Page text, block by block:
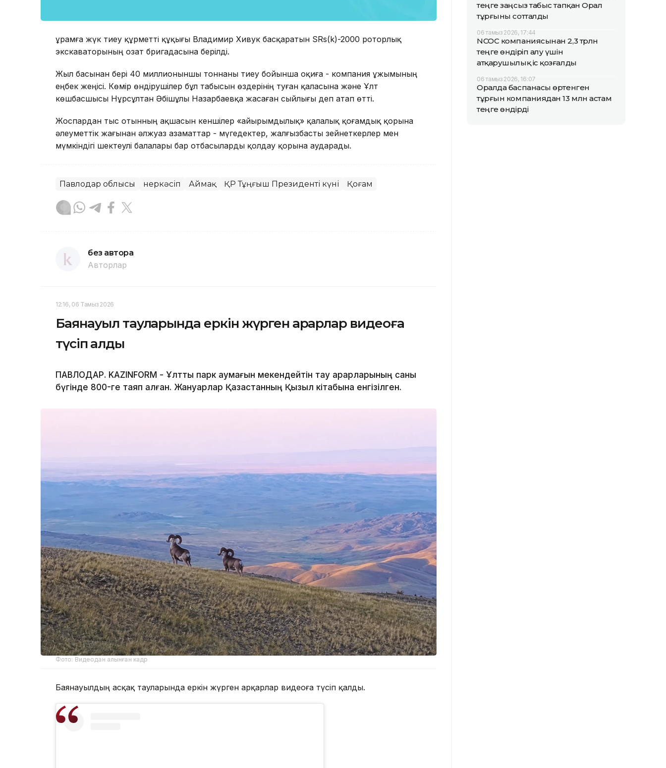
Құрамға жүк тиеу құрметті құқығы Владимир Хивук басқаратын SRs(k)-2000 роторлық
экскаваторының озат бригадасына берілді.
Жыл басынан бері 40 миллионыншы тоннаны тиеу бойынша оқиға - компания ұжымының
еңбек жеңісі. Көмір өндірушілер бұл табысын өздерінің туған қаласына және Ұлт
көшбасшысы Нұрсұлтан Әбішұлы Назарбаевқа жасаған сыйлығы деп атап өтті.
Жоспардан тыс отынның ақшасын кеншілер «Қайырымдылық» қалалық қоғамдық қорына
әлеуметтік жағынан әлжуаз азаматтар - мүгедектер, жалғызбасты зейнеткерлер мен
мүмкіндігі шектеулі балалары бар отбасыларды қолдау қорына аударады.
Павлодар облысы Өнеркәсіп Аймақ ҚР Тұңғыш Президенті күні Қоғам
без автора
Авторлар
12:16, 06 Тамыз 2026
Баянауыл тауларында еркін жүрген арқарлар видеоға
түсіп қалды
ПАВЛОДАР. KAZINFORM - Ұлттық парк аумағын мекендейтін тау арқарларының саны
бүгінде 800-ге таяп қалған. Жануарлар Қазақстанның Қызыл кітабына енгізілген.
Фото: Видеодан алынған кадр
Баянауылдың асқақ тауларында еркін жүрген арқарлар видеоға түсіп қалды.
теңге заңсыз табыс тапқан Орал
тұрғыны сотталды
06 тамыз 2026, 17:44
NCOC компаниясынан 2,3 трлн
теңге өндіріп алу үшін
атқарушылық іс қозғалды
06 тамыз 2026, 16:07
Оралда баспанасы өртенген
тұрғын компаниядан 13 млн астам
теңге өндірді